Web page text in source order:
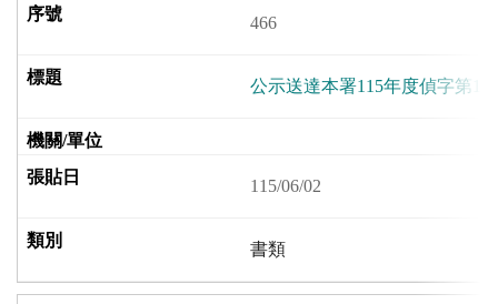
466
公示送達本署115年度偵字第
115/06/02
書類